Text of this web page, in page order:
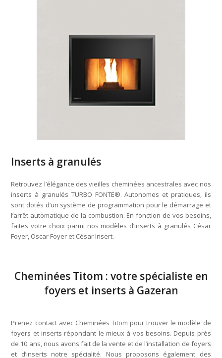
Inserts à granulés
Retrouvez l’élégance des vieilles cheminées ancestrales avec nos
inserts à granulés TURBO FONTE®. Autonomes et pratiques, ils
sont dotés d’un système de programmation pour le démarrage et
l’arrêt automatique de la combustion. En fonction de vos besoins,
faites votre choix parmi nos modèles d’inserts à granulés César
Foyer, Oscar Foyer et César Insert.
Cheminées Titom : votre spécialiste en
foyers et inserts à Gazeran
Prenez contact avec Cheminées Titom pour trouver le modèle de
foyers et inserts répondant le mieux à vos besoins. Depuis près
de 10 ans, nous avons fait de la vente et de l’installation de foyers
et d’inserts notre spécialité. Nous proposons également des